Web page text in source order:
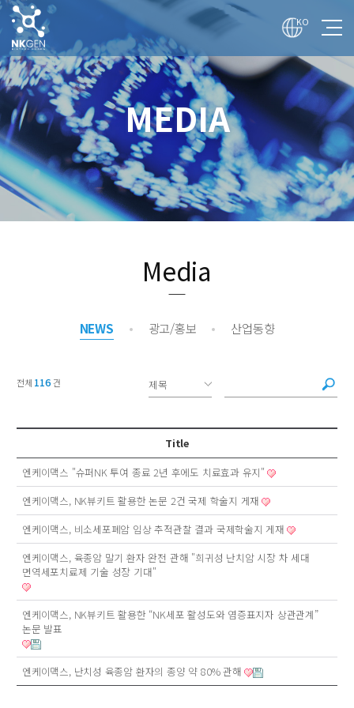
회사
기술
사업
투자
매체
KO
기
MEDIA
Media
NEWS 광고/홍보 산업동향
전체 116건
Title
엔케이맥스 "슈퍼NK 투여 종료 2년 후에도 치료효과 유지"
엔케이맥스, NK뷰키트 활용한 논문 2건 국제 학술지 게재
엔케이맥스, 비소세포폐암 임상 추적관찰 결과 국제학술지 게재
엔케이맥스, 육종암 말기 환자 완전 관해 "희귀성 난치암 시장 차 세대
면역세포치료제 기술 성장 기대"
엔케이맥스, NK뷰키트 활용한 “NK세포 활성도와 염증표지자 상관관계”
논문 발표
엔케이맥스, 난치성 육종암 환자의 종양 약 80% 관해